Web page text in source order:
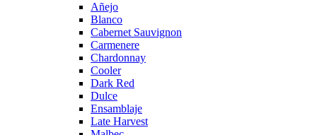
Añejo
Blanco
Cabernet Sauvignon
Carmenere
Chardonnay
Cooler
Dark Red
Dulce
Ensamblaje
Late Harvest